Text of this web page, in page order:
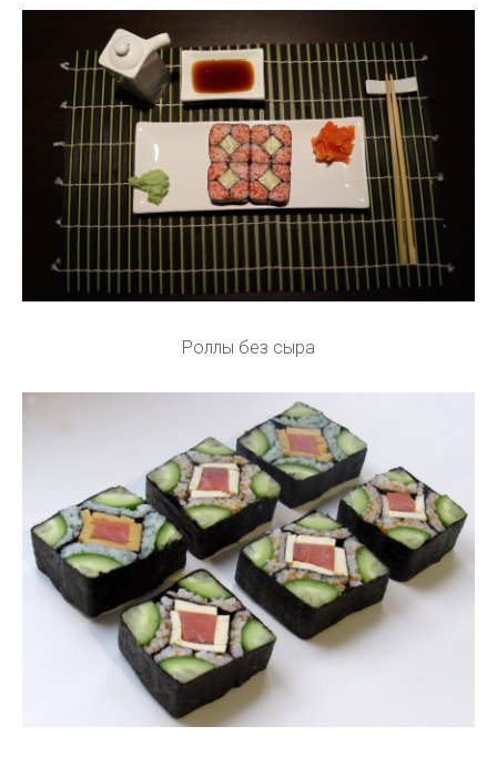
Роллы без сыра